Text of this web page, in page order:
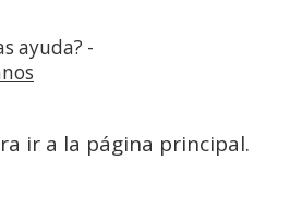
ayuda? -
ir a la página principal.